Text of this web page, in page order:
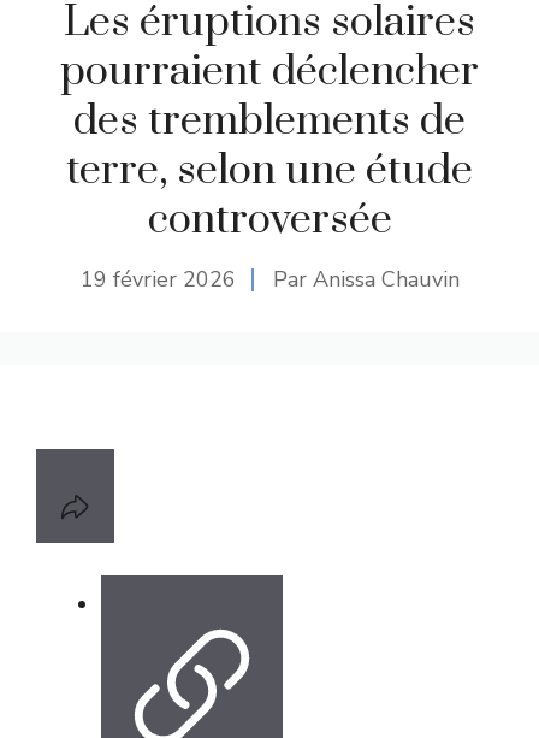
Les éruptions solaires
pourraient déclencher
des tremblements de
terre, selon une étude
controversée
19 février 2026 Par Anissa Chauvin